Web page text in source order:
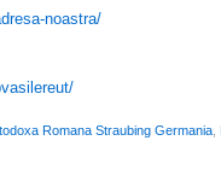
noastra/
Romana Straubing Germania